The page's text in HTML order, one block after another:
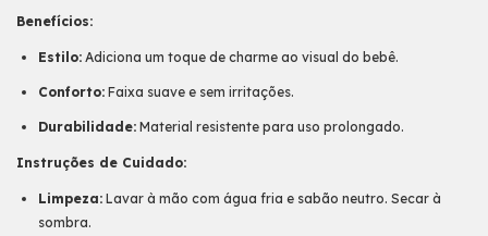
Benefícios:
Estilo: Adiciona um toque de charme ao visual do bebê.
Conforto: Faixa suave e sem irritações.
Durabilidade: Material resistente para uso prolongado.
Instruções de Cuidado:
Limpeza: Lavar à mão com água fria e sabão neutro. Secar à
sombra.